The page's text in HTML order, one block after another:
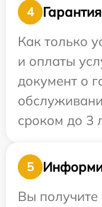
4
Гарантия
Как только
и оплаты
документ о
сроком до 3
5
Вы